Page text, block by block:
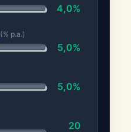
4,0%
(% p.a.)
5,0%
5,0%
20